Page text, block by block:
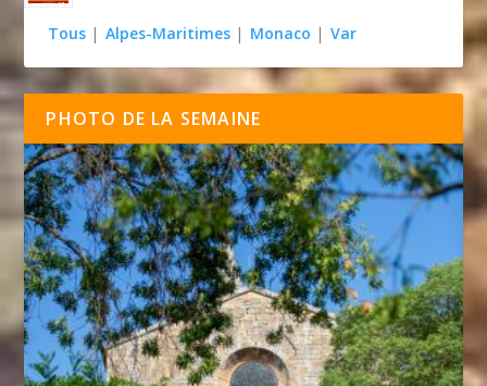
Tous | Alpes-Maritimes | Monaco | Var
PHOTO DE LA SEMAINE